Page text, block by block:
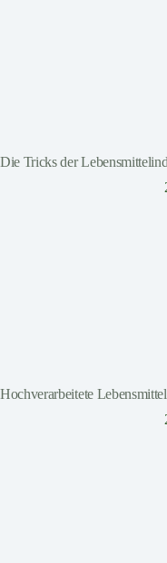
Die Tricks der
Hochverarbeitete